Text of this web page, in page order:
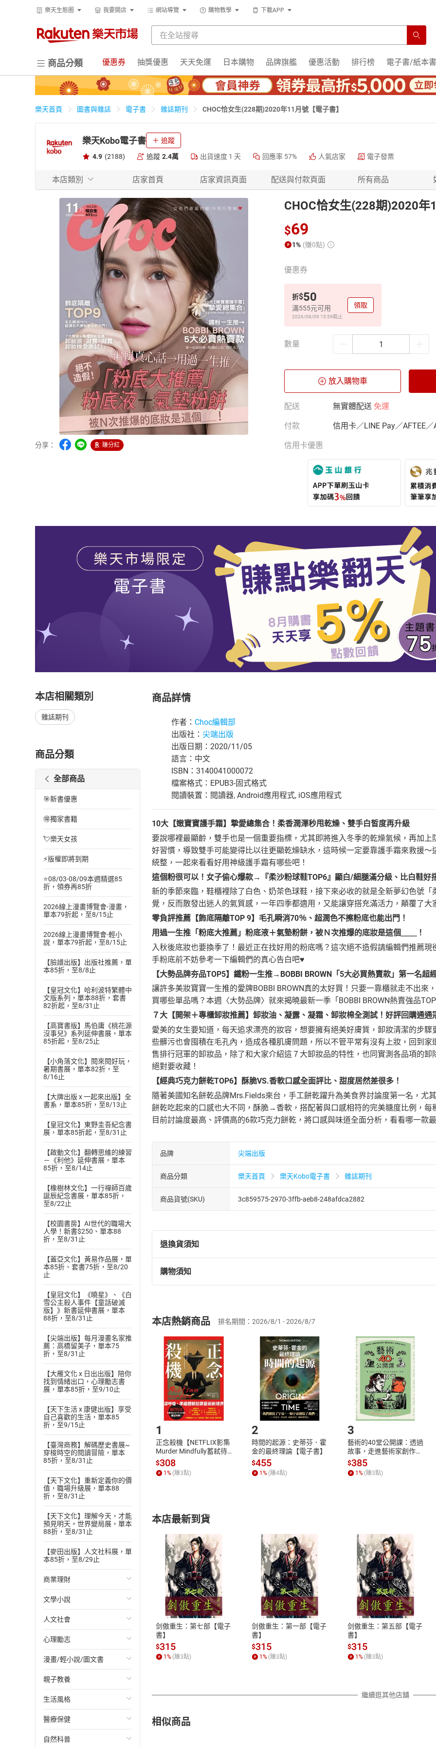
樂天生態圈 我要開店 網站導覽 購物教學 下載APP
商品分類 優惠券 抽獎優惠 天天免運 日本購物 品牌旗艦 優惠活動 排行榜 電子書/紙本書
樂天首頁 圖書與雜誌 電子書 雜誌期刊 CHOC恰女生(228期)2020年11月號【電子書】
樂天Kobo電子書 追蹤
4.9 (2188) 追蹤 2.4萬 出貨速度 1 天 回應率 57% 人氣店家 電子發票
本店類別 店家首頁 店家資訊頁面 配送與付款頁面 所有商品
分享： 賺分紅
CHOC恰女生(228期)2020年
$69
1% (賺0點)
優惠券
折$50
滿555元可用
2026/08/09 15:59截止
領取
數量
放入購物車
配送 無實體配送 免運
付款 信用卡／LINE Pay／AFTEE／
信用卡優惠
本店相關類別
雜誌期刊
商品分類
全部商品
🎯新書優惠
🉐獨家書籍
💘樂天女孩
⚡版權即將到期
⭐08/03-08/09本週精選85
折，領券再85折
2026線上漫畫博覽會-漫畫，
單本79折起，至8/15止
2026線上漫畫博覽會-輕小
說，單本79折起，至8/15止
【臉譜出版】出版社推薦，單
本85折，至8/8止
【皇冠文化】哈利波特繁體中
文版系列，單本88折，套書
82折起，至8/31止
【高寶書版】馬伯庸《桃花源
沒事兒》系列延伸書展，單本
85折起，至8/25止
【小角落文化】閱來閱好玩，
暑期書展，單本82折，至
8/16止
【大牌出版 x 一起來出版】全
書系，單本85折，至8/13止
【皇冠文化】東野圭吾紀念書
展，單本85折起，至8/31止
【啟動文化】翻轉思維的練習
－《利他》延伸書展，單本
85折，至8/14止
【橡樹林文化】一行禪師百歲
誕辰紀念書展，單本85折，
至8/22止
【校園書房】AI世代的職場大
人學！新書$250、單本88
折，至8/31止
【蓋亞文化】黃易作品展，單
本85折、套書75折，至8/20
止
【皇冠文化】《曉星》、《白
雪公主殺人事件【童話破滅
版】》新書延伸書展，單本
88折，至8/31止
【尖端出版】每月漫畫名家推
薦：高橋留美子，單本75
折，至8/31止
【大雁文化 x 日出出版】陪你
找到情緒出口，心理勵志書
展，單本85折，至9/10止
【天下生活 x 康健出版】享受
自己喜歡的生活，單本85
折，至9/15止
【臺灣商務】解碼歷史書展~
穿梭時空的閱讀冒險，單本
85折，至8/31止
【天下文化】重新定義你的價
值，職場升級展，單本88
折，至8/31止
【天下文化】理解今天，才能
預見明天。世界變局展，單本
88折，至8/31止
【麥田出版】人文社科展，單
本85折，至8/29止
商業理財
投資理財
經濟/趨勢
財務/金融
管理/領導
職場工作術
成功法
行銷/廣告
傳記
文學小說
歐美文學
日本文學
韓國文學
華文文學
經典文學
成長/家庭生活小說
懸疑/推理小說
人文社會
國際關係
政治
社會科學
台灣/中國歷史
日/韓歷史
其他歷史/史學
心理勵志
心靈成長/情緒
人際關係
兩性關係
心理學
漫畫/輕小說/圖文書
輕小說
奇幻/科幻
愛情故事
職場/社會寫實
親子教養
教育現場
兒童文學/故事
兒童科普/學習
生活風格
飲食/食譜
健身/美顏
醫療保健
健康/養生
自然科普
商品詳情
作者： Choc編輯部
出版社： 尖端出版
出版日期：2020/11/05
語言：中文
ISBN：3140041000072
檔案格式：EPUB3-固式格式
閱讀裝置：閱讀器, Android應用程式, iOS應用程式
10大【嫩寶寶護手霜】摯愛總集合！柔香潤澤秒甩乾燥、雙手白皙度再升級
要說哪裡最顯齡，雙手也是一個重要指標，尤其即將進入冬季的乾燥氣候，再加
好習慣，導致雙手可能變得比以往更顯乾燥缺水，這時候一定要靠護手霜來救援
統整，一起來看看好用神級護手霜有哪些吧！
這個粉很可以！女子偷心爆款→『柔沙粉球鞋TOP6』顯白/細腿滿分級、比白鞋好
新的季節來臨，鞋櫃裡除了白色、奶茶色球鞋，接下來必收的就是全新夢幻色號
覺，反而散發出迷人的氣質感，一年四季都適用，又能讓穿搭充滿活力，顛覆了大
零負評推薦【飾底隔離TOP 9】毛孔瞬消70％、超潤色不擦粉底也能出門！
用過一生推「粉底大推薦」粉底液＋氣墊粉餅，被Ｎ次推爆的底妝是這個＿＿！
入秋後底妝也要換季了！最近正在找好用的粉底嗎？這次絕不造假請編輯們推薦
手粉底前不妨參考一下編輯們的真心告白吧♥
【大勢品牌夯品TOP5】鐵粉一生推→BOBBI BROWN「5大必買熱賣款」第一名超
讓許多美妝寶寶一生推的愛牌BOBBI BROWN真的太好買！只要一靠櫃就走不出
買哪些單品嗎？本週〈大勢品牌〉就來揭曉最新一季「BOBBI BROWN熱賣強品
７大【開架＋專櫃卸妝推薦】卸妝油、凝露、凝霜、卸妝棉全測試！好評回購通通
愛美的女生要知道，每天追求漂亮的妝容，想要擁有絕美好膚質，卸妝清潔的步
些髒污也會囤積在毛孔內，造成各種肌膚問題，所以不管平常有沒有上妝，回到
售排行冠軍的卸妝品，除了和大家介紹這７大卸妝品的特性，也同實測各品項的
絕對要收藏！
【經典巧克力餅乾TOP6】酥脆VS.香軟口感全面評比、甜度居然差很多！
隨著美國知名餅乾品牌Mrs.Fields來台，手工餅乾躍升為美食界討論度第一名，尤
餅乾吃起來的口感也大不同，酥脆→香軟，搭配著與口感相符的完美糖度比例，
目前討論度最高、評價高的6款巧克力餅乾，將口感與味道全面分析，看看哪一款
品牌 尖端出版
商品分類 樂天首頁 樂天Kobo電子書 雜誌期刊
商品貨號(SKU) 3c859575-2970-3ffb-aeb8-248afdca2882
退換貨須知
退換貨規定：
(一)依消費者保護法第19條第1項後段暨通訊交易解除權合理例外情事適用
(二)消費者訂購本店鋪之商品即代表知悉本店鋪所銷售之商品為電子書，
且已下載/存取電子書，不得請求退貨退款。
退貨方式：您欲取消訂單或辦理退貨時，請登入樂天市場，並於「我的訂單
貨」，本店鋪將依您的申請進行審核，待審核通過後將為您辦理退款事宜。
請注意，樂天市場須以整筆訂單為單位進行取消/退貨，恕無法以單支商品取
購物須知
挑選商品
Choose
放入購物車
Shopping cart
登入帳號
Login
購書後，如何開始使用？
Step1.選擇閱讀載具 Step2.登入
付款方式
ATM轉帳、信用卡、LINE PAY、AFTEE
退換貨規範
本店是否提供消費者保護法七日猶
之權利，遽消費者保護法及通訊交
除權合理例外情事適用準則，依商
質各有不同規定。詳細退換貨說明
照各商品說明。
本店熱銷商品 排名期間：2026/8/1 - 2026/8/7
1
正念殺機【NETFLIX影集
Murder Mindfully蓄弒待
發】【電子書】
$308
1% (賺3點)
2
時間的起源：史蒂芬．霍
金的最終理論【電子書】
$455
1% (賺4點)
3
藝術的40堂公開課：透過
故事，走進藝術家創作現
場，看藝術如何誕生、如
何形塑人類生活【電子
書】
$385
1% (賺3點)
本店最新到貨
剑傲重生：第七部【電子
書】
$315
1% (賺3點)
剑傲重生：第一部【電子
書】
$315
1% (賺3點)
剑傲重生：第五部【電子
書】
$315
1% (賺3點)
繼續逛其他店舖
相似商品